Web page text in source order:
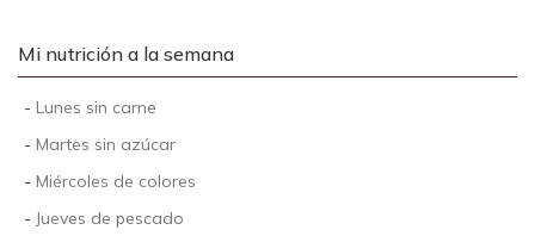
Mi nutrición a la semana
- Lunes sin carne
- Martes sin azúcar
- Miércoles de colores
- Jueves de pescado